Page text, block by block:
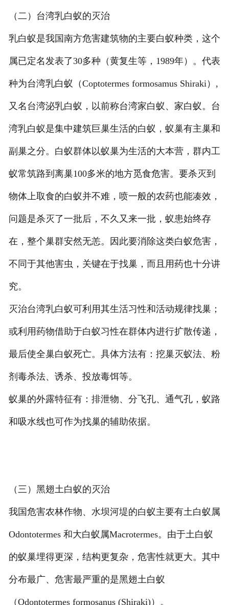
（二）台湾乳白蚁的灭治
乳白蚁是我国南方危害建筑物的主要白蚁种类，这个
属已定名发表了30多种（黄复生等，1989年）。代表
种为台湾乳白蚁（Coptotermes formosamus Shiraki）,
又名台湾泌乳白蚁，以前称台湾家白蚁、家白蚁。台
湾乳白蚁是集中建筑巨巢生活的白蚁，蚁巢有主巢和
副巢之分。白蚁群体以蚁巢为生活的大本营，群内工
蚁常筑路到离巢100多米的地方觅食危害。要杀灭到
物体上取食的白蚁并不难，喷一般的农药也能凑效，
问题是杀灭了一批后，不久又来一批，蚁患始终存
在，整个巢群安然无恙。因此要消除这类白蚁危害，
不同于其他害虫，关键在于找巢，而且用药也十分讲
究。
灭治台湾乳白蚁可利用其生活习性和活动规律找巢；
或利用药物借助于白蚁习性在群体内进行扩散传递，
最后使全巢白蚁死亡。具体方法有：挖巢灭蚁法、粉
剂毒杀法、诱杀、投放毒饵等。
蚁巢的外露特征有：排泄物、分飞孔、通气孔，蚁路
和吸水线也可作为找巢的辅助依据。
（三）黑翅土白蚁的灭治
我国危害农林作物、水坝河堤的白蚁主要有土白蚁属
Odontotermes 和大白蚁属Macrotermes。由于土白蚁
的蚁巢埋得更深，结构更复杂，危害性就更大。其中
分布最广、危害最严重的是黑翅土白蚁
（Odontotermes formosanus (Shiraki)）。